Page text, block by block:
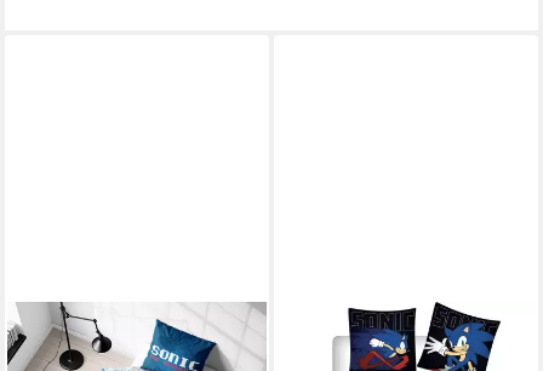
Kinderbettwäsche Sonic the